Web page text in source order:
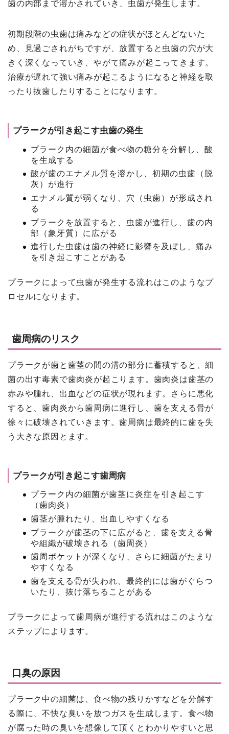
歯の内部まで溶かされていき、虫歯が発生します。
初期段階の虫歯は痛みなどの症状がほとんどないた
め、見過ごされがちですが、放置すると虫歯の穴が大
きく深くなっていき、やがて痛みが起こってきます。
治療が遅れて強い痛みが起こるようになると神経を取
ったり抜歯したりすることになります。
プラークが引き起こす虫歯の発生
プラーク内の細菌が食べ物の糖分を分解し、酸
を生成する
酸が歯のエナメル質を溶かし、初期の虫歯（脱
灰）が進行
エナメル質が弱くなり、穴（虫歯）が形成され
る
プラークを放置すると、虫歯が進行し、歯の内
部（象牙質）に広がる
進行した虫歯は歯の神経に影響を及ぼし、痛み
を引き起こすことがある
プラークによって虫歯が発生する流れはこのようなプ
ロセルになります。
歯周病のリスク
プラークが歯と歯茎の間の溝の部分に蓄積すると、細
菌の出す毒素で歯肉炎が起こります。歯肉炎は歯茎の
赤みや腫れ、出血などの症状が現れます。さらに悪化
すると、歯肉炎から歯周病に進行し、歯を支える骨が
徐々に破壊されていきます。歯周病は最終的に歯を失
う大きな原因とます。
プラークが引き起こす歯周病
プラーク内の細菌が歯茎に炎症を引き起こす
（歯肉炎）
歯茎が腫れたり、出血しやすくなる
プラークが歯茎の下に広がると、歯を支える骨
や組織が破壊される（歯周炎）
歯周ポケットが深くなり、さらに細菌がたまり
やすくなる
歯を支える骨が失われ、最終的には歯がぐらつ
いたり、抜け落ちることがある
プラークによって歯周病が進行する流れはこのような
ステップによります。
口臭の原因
プラーク中の細菌は、食べ物の残りかすなどを分解す
る際に、不快な臭いを放つガスを生成します。食べ物
が腐った時の臭いを想像して頂くとわかりやすいと思